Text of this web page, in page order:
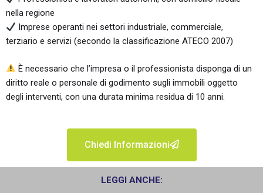
nella regione
Imprese operanti nei settori industriale, commerciale,
terziario e servizi (secondo la classificazione ATECO 2007)
È necessario che l’impresa o il professionista disponga di un
diritto reale o personale di godimento sugli immobili oggetto
degli interventi, con una durata minima residua di 10 anni.
Chiedi Informazioni
LEGGI ANCHE: